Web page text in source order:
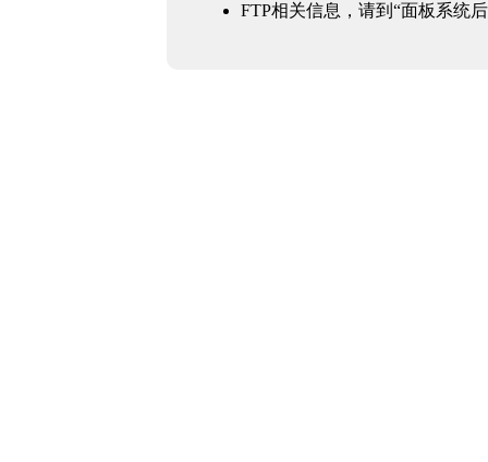
FTP相关信息，请到“面板系统